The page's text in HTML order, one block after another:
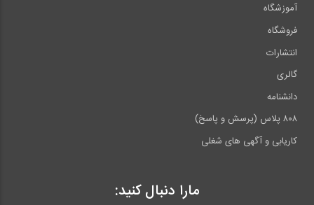
آموزشگاه
فروشگاه
انتشارات
گالری
دانشنامه
۸۰۸ پلاس (پرسش و پاسخ)
کاریابی و آگهی های شغلی
مارا دنبال کنید: